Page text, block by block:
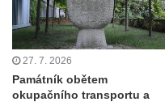
do Cítolib
Hrob Antonína Švejdy
Chlumčanech
Hrob Jaroslava Klicpery
27. 7. 2026
Památník obětem
okupačního transportu a